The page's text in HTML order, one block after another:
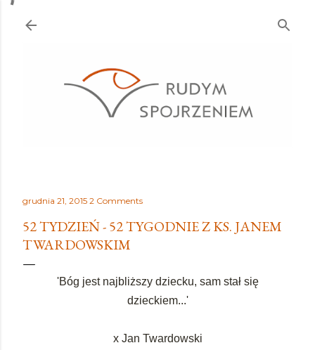
grudnia 21, 2015 2 Comments
52 TYDZIEŃ - 52 TYGODNIE Z KS. JANEM
TWARDOWSKIM
'Bóg jest najbliższy dziecku, sam stał się
dzieckiem...'
x Jan Twardowski